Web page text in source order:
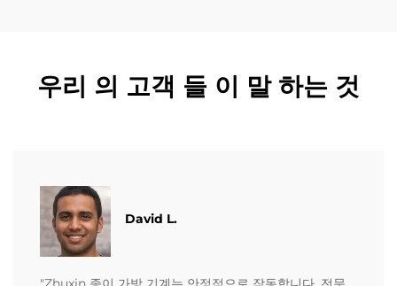
우리 의 고객 들 이 말 하는 것
David L.